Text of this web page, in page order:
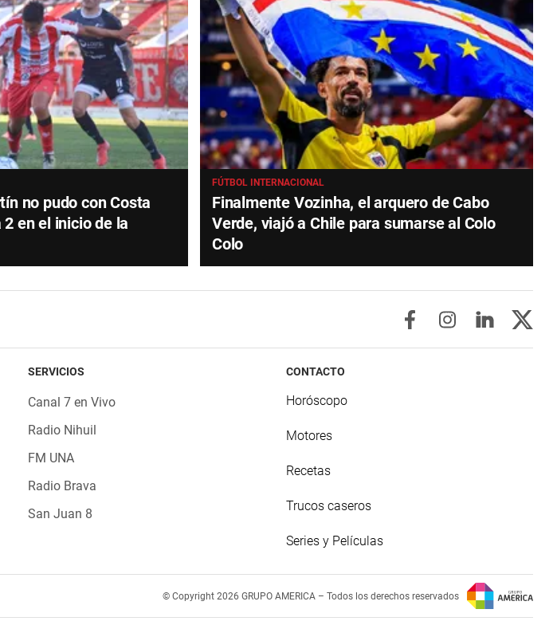
no pudo con Costa
en el inicio de la
FÚTBOL INTERNACIONAL
Finalmente Vozinha, el arquero de Cabo
Verde, viajó a Chile para sumarse al Colo
Colo
SERVICIOS
Canal 7 en Vivo
Radio Nihuil
FM UNA
Radio Brava
San Juan 8
CONTACTO
Horóscopo
Motores
Recetas
Trucos caseros
Series y Películas
© Copyright 2026 GRUPO AMERICA – Todos los derechos reservados